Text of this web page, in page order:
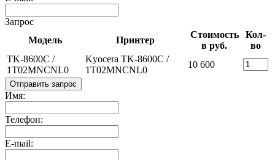
Запрос
Модель
Принтер
Стоимость
в руб.
Кол-
во
TK-8600C /
1T02MNCNL0
Kyocera TK-8600C /
1T02MNCNL0
10 600
Отправить запрос
Имя:
Телефон:
E-mail: